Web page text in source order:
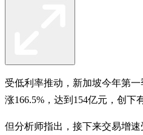
受低利率推动，新加坡今年第
涨166.5%，达到154亿元，创下
但分析师指出，接下来交易增速